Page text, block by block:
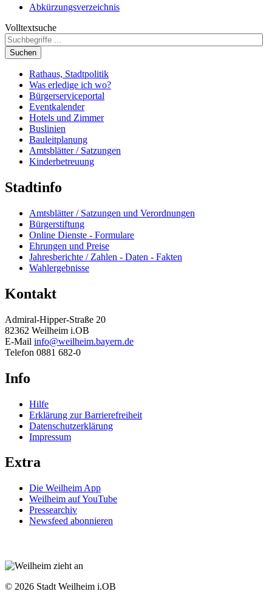
Abkürzungsverzeichnis
Volltextsuche
Suchen
Rathaus, Stadtpolitik
Was erledige ich wo?
Bürgerserviceportal
Eventkalender
Hotels und Zimmer
Buslinien
Bauleitplanung
Amtsblätter / Satzungen
Kinderbetreuung
Stadtinfo
Amtsblätter / Satzungen und Verordnungen
Bürgerstiftung
Online Dienste - Formulare
Ehrungen und Preise
Jahresberichte / Zahlen - Daten - Fakten
Wahlergebnisse
Kontakt
Admiral-Hipper-Straße 20
82362 Weilheim i.OB
E-Mail info@weilheim.bayern.de
Telefon 0881 682-0
Info
Hilfe
Erklärung zur Barrierefreiheit
Datenschutzerklärung
Impressum
Extra
Die Weilheim App
Weilheim auf YouTube
Pressearchiv
Newsfeed abonnieren
© 2026 Stadt Weilheim i.OB